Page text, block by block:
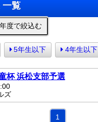
一覧
年度で絞込む
5年生以下 4年生以下
杯 浜松支部予選
ズ
1